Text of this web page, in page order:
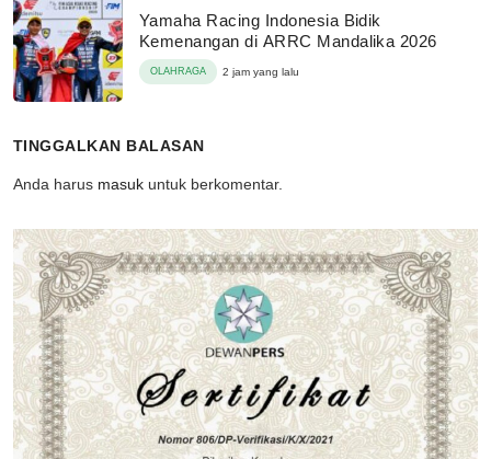
Yamaha Racing Indonesia Bidik
Kemenangan di ARRC Mandalika 2026
OLAHRAGA 2 jam yang lalu
TINGGALKAN BALASAN
Anda harus masuk untuk berkomentar.